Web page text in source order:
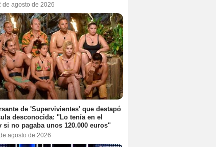
de agosto de 2026
de 'Supervivientes' que destapó
desconocida: "Lo tenía en el
si no pagaba unos 120.000 euros"
agosto de 2026